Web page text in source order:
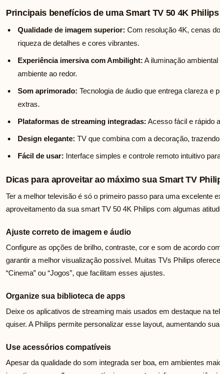
Principais benefícios de uma Smart TV 50 4K
Qualidade de imagem superior: Com resolução 4K, cenas
riqueza de detalhes e cores vibrantes.
Experiência imersiva com Ambilight: A iluminação
ambiente ao redor.
Som aprimorado: Tecnologia de áudio que entrega clareza e
extras.
Plataformas de streaming integradas: Acesso fácil e rápido
Design elegante: TV que combina com a decoração,
Fácil de usar: Interface simples e controle remoto intuitivo
Dicas para aproveitar ao máximo sua Smart TV
Ter a melhor televisão é só o primeiro passo para uma excelente
aproveitamento da sua smart TV 50 4K Philips com algumas
Ajuste correto de imagem e áudio
Configure as opções de brilho, contraste, cor e som de acordo
garantir a melhor visualização possível. Muitas TVs Philips
“Cinema” ou “Jogos”, que facilitam esses ajustes.
Organize sua biblioteca de apps
Deixe os aplicativos de streaming mais usados em destaque na
quiser. A Philips permite personalizar esse layout, aumentando
Use acessórios compatíveis
Apesar da qualidade do som integrada ser boa, em ambientes